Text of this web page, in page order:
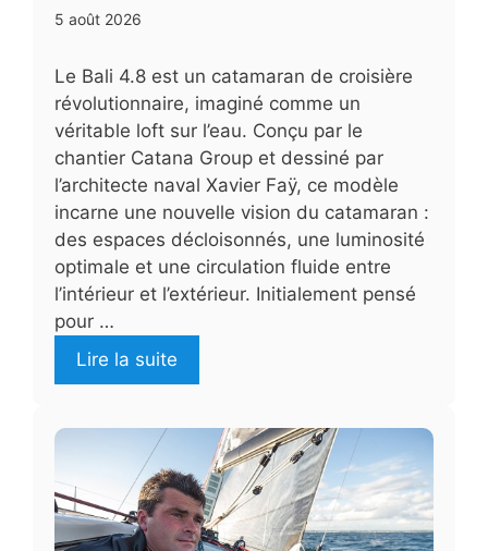
5 août 2026
Le Bali 4.8 est un catamaran de croisière
révolutionnaire, imaginé comme un
véritable loft sur l’eau. Conçu par le
chantier Catana Group et dessiné par
l’architecte naval Xavier Faÿ, ce modèle
incarne une nouvelle vision du catamaran :
des espaces décloisonnés, une luminosité
optimale et une circulation fluide entre
l’intérieur et l’extérieur. Initialement pensé
pour …
Lire la suite